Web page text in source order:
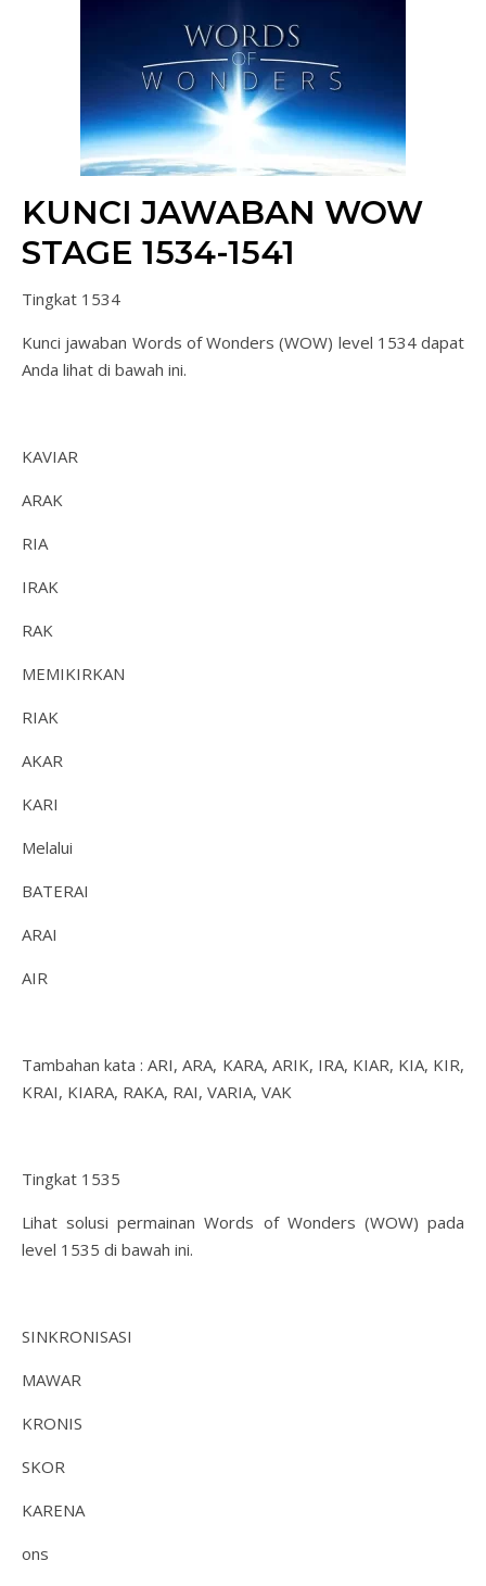
KUNCI JAWABAN WOW
STAGE 1534-1541
Tingkat 1534
Kunci jawaban Words of Wonders (WOW) level 1534 dapat
Anda lihat di bawah ini.
KAVIAR
ARAK
RIA
IRAK
RAK
MEMIKIRKAN
RIAK
AKAR
KARI
Melalui
BATERAI
ARAI
AIR
Tambahan kata : ARI, ARA, KARA, ARIK, IRA, KIAR, KIA, KIR,
KRAI, KIARA, RAKA, RAI, VARIA, VAK
Tingkat 1535
Lihat solusi permainan Words of Wonders (WOW) pada
level 1535 di bawah ini.
SINKRONISASI
MAWAR
KRONIS
SKOR
KARENA
ons